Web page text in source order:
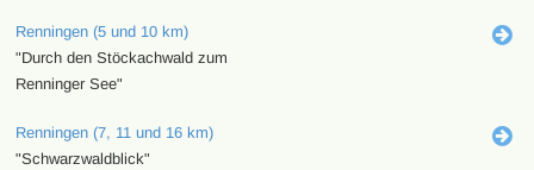
Renningen (5 und 10 km)
"Durch den Stöckachwald zum
Renninger See"
Renningen (7, 11 und 16 km)
"Schwarzwaldblick"